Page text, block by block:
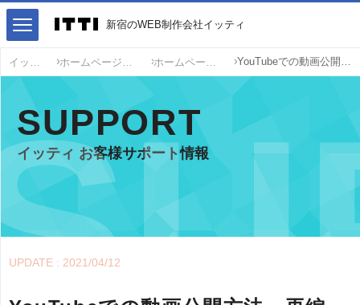
イッティ ホームページ運営サポート ホームページ運営Tips YouTubeでの動画公開方法、再編集・削除方法
SUPPORT
イッティ お客様サポート情報
UPDATE : 2021/04/12
新宿のWEB制作会社イッティ